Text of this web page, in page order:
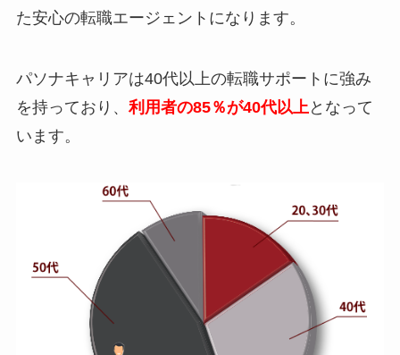
た安心の転職エージェントになります。
パソナキャリアは40代以上の転職サポートに強み
を持っており、 利用者の85％が40代以上となって
います。